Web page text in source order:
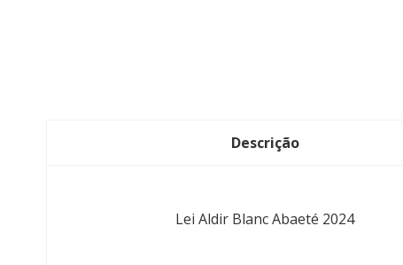
Descrição
Lei Aldir Blanc Abaeté 2024